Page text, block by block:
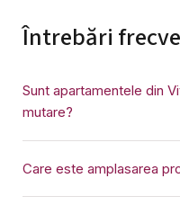
Întrebări
Sunt apartamentele din
mutare?
Care este amplasarea